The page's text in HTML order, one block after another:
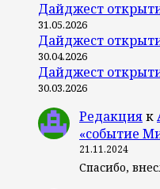
Дайджест
31.05.2026
Дайджест
30.04.2026
Дайджест
30.03.2026
Редакцияк
«событие
21.11.2024
Спасибо,